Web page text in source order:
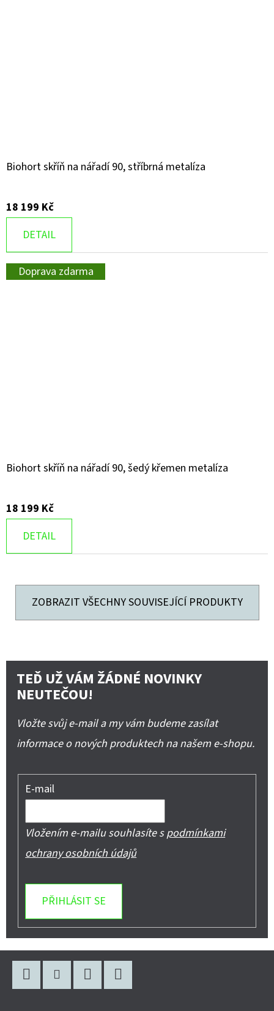
Biohort skříň na nářadí 90, stříbrná metalíza
18 199 Kč
DETAIL
Doprava zdarma
Biohort skříň na nářadí 90, šedý křemen metalíza
18 199 Kč
DETAIL
ZOBRAZIT VŠECHNY SOUVISEJÍCÍ PRODUKTY
TEĎ UŽ VÁM ŽÁDNÉ NOVINKY
NEUTEČOU!
Vložte svůj e-mail a my vám budeme zasílat
informace o nových produktech na našem e-shopu.
E-mail
Vložením e-mailu souhlasíte spodmínkami
ochrany osobních údajů
PŘIHLÁSIT SE